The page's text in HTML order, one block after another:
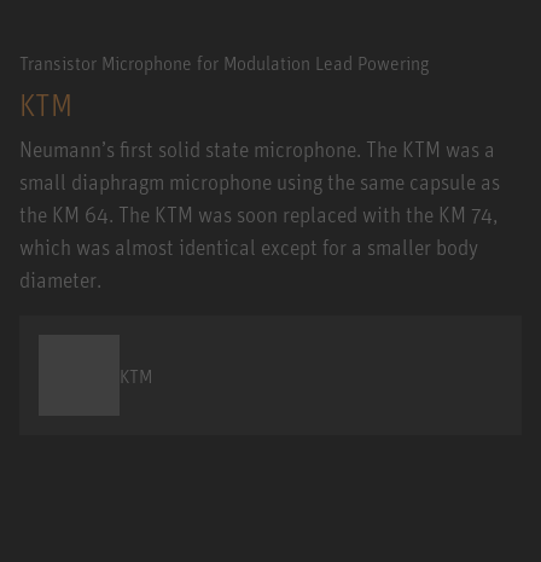
Transistor Microphone for Modulation Lead Powering
KTM
Neumann’s first solid state microphone. The KTM was a
small diaphragm microphone using the same capsule as
the KM 64. The KTM was soon replaced with the KM 74,
which was almost identical except for a smaller body
diameter.
KTM